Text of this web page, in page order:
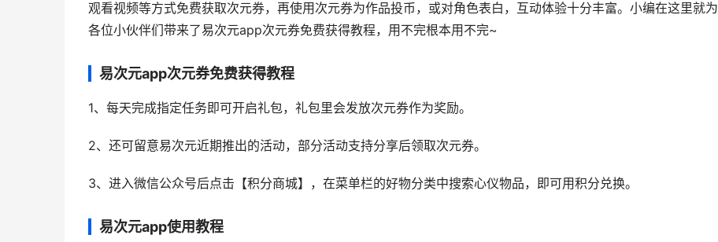
观看视频等方式免费获取次元券，再使用次元券为作品投币，或对角色表白，互动体验十分丰富。小编在这里就为
各位小伙伴们带来了易次元app次元券免费获得教程，用不完根本用不完~
易次元app次元券免费获得教程
1、每天完成指定任务即可开启礼包，礼包里会发放次元券作为奖励。
2、还可留意易次元近期推出的活动，部分活动支持分享后领取次元券。
3、进入微信公众号后点击【积分商城】，在菜单栏的好物分类中搜索心仪物品，即可用积分兑换。
易次元app使用教程